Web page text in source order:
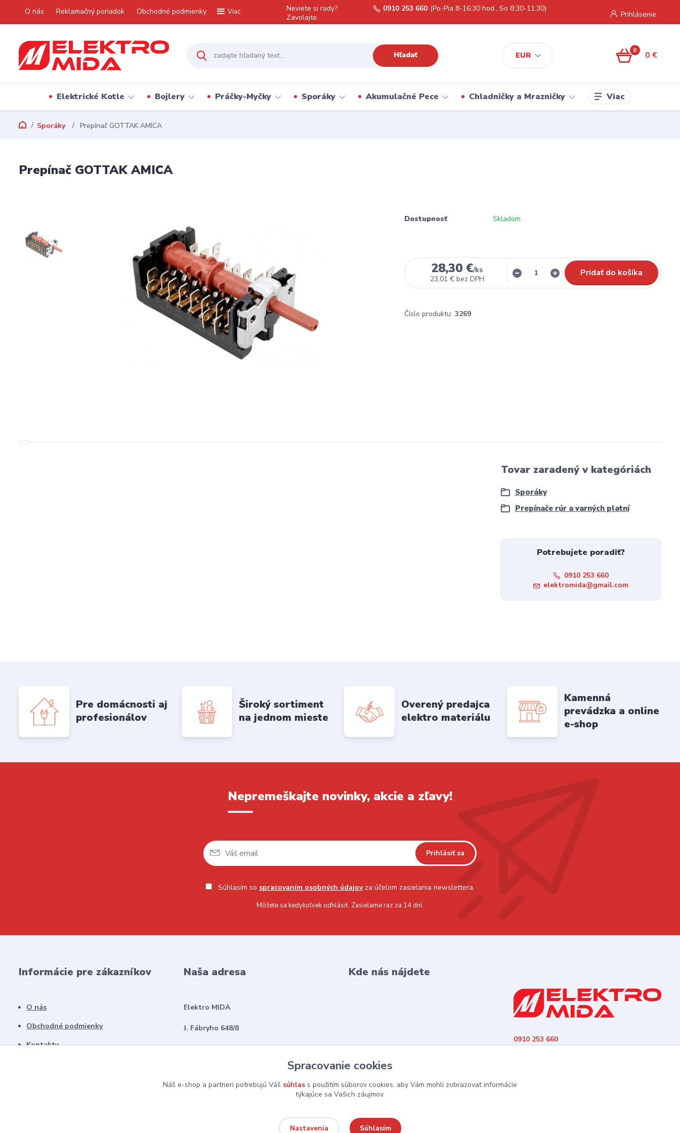
O nás Reklamačný poriadok Obchodné podmienky Viac
EUR
Prihlásenie
Hľadať
Neviete si rady?
Zavolajte.
0910 253 660 (Po-Pia 8-16:30 hod., So 8:30-11:30)
0 0 €
Elektrické Kotle Bojlery Práčky-Myčky Sporáky Akumulačné Pece Chladničky a Mrazničky Viac
Sporáky Prepínač GOTTAK AMICA
Prepínač GOTTAK AMICA
Dostupnosť Skladom
28,30 €/ks
23,01 € bez DPH
Pridať do košíka
Číslo produktu: 3269
Tovar zaradený v kategóriách
Sporáky
Prepínače rúr a varných platní
Potrebujete poradiť?
0910 253 660
elektromida@gmail.com
Pre domácnosti aj
profesionálov
Široký sortiment
na jednom mieste
Overený predajca
elektro materiálu
Kamenná
prevádzka a online
e-shop
Nepremeškajte novinky, akcie a zľavy!
Prihlásiť sa
Súhlasím so spracovaním osobných údajovza účelom zasielania newslettera.
Môžete sa kedykoľvek odhlásiť. Zasielame raz za 14 dní.
Informácie pre zákazníkov
O nás
Obchodné podmienky
Kontakty
Naša adresa
Elektro MIDA
J. Fábryho 648/8
979 01 Rimavská Sobota
Kde nás nájdete
0910 253 660
Spracovanie cookies
Náš e-shop a partneri potrebujú Váš súhlas s použitím súborov cookies, aby Vám mohli zobrazovať informácie
týkajúce sa Vašich záujmov.
Nastavenia Súhlasím